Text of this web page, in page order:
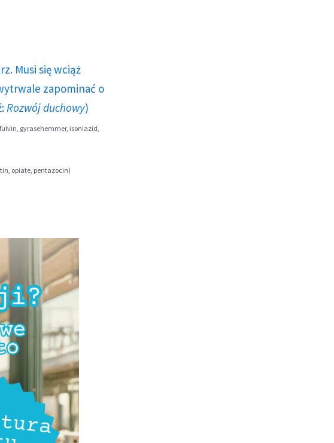
Musi się wciąż
zapominać o
Rozwój duchowy)
gyrasehemmer, isoniazid,
opiate, pentazocin)